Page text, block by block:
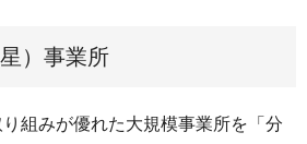
）事業所
組みが優れた大規模事業所を「分